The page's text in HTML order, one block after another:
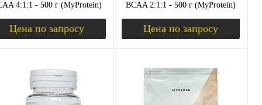
4:1:1 - 500 г (MyProtein)
Цена по запросу
Запросить цену
в 1 клик
Сравнение
BCAA 2:1:1 - 500 г (MyProtein)
Цена по запросу
Запросить цену
Сравнение